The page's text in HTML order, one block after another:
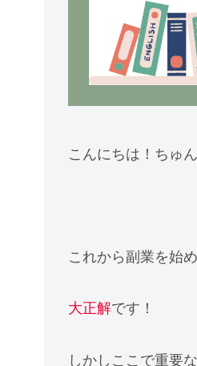
こんにちは！ちゅん
これから副業を始
大正解です！
しかしここで重要な